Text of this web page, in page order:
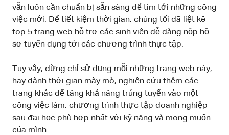
vẫn luôn cần chuẩn bị sẵn sàng để tìm tới những công
việc mới. Để tiết kiệm thời gian, chúng tối đã liệt kê
top 5 trang web hỗ trợ các sinh viên dễ dàng nộp hồ
sơ tuyển dụng tới các chương trình thực tập.
Tuy vậy, đừng chỉ sử dụng mỗi những trang web này,
hãy dành thời gian mày mò, nghiên cứu thêm các
trang khác để tăng khả năng trúng tuyển vào một
công việc làm, chương trình thực tập doanh nghiệp
sau đại học phù hợp nhất với kỹ năng và mong muốn
của mình.